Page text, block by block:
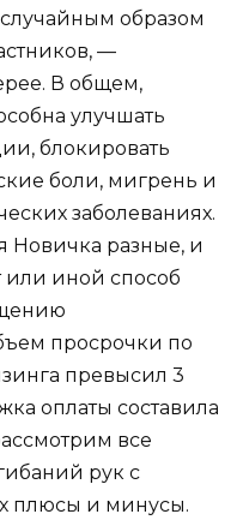
образом
—
В общем,
улучшать
блокировать
боли, мигрень и
заболеваниях.
Новичка разные, и
или иной способ
просрочки по
превысил 3
оплаты составила
все
рук с
плюсы и минусы.